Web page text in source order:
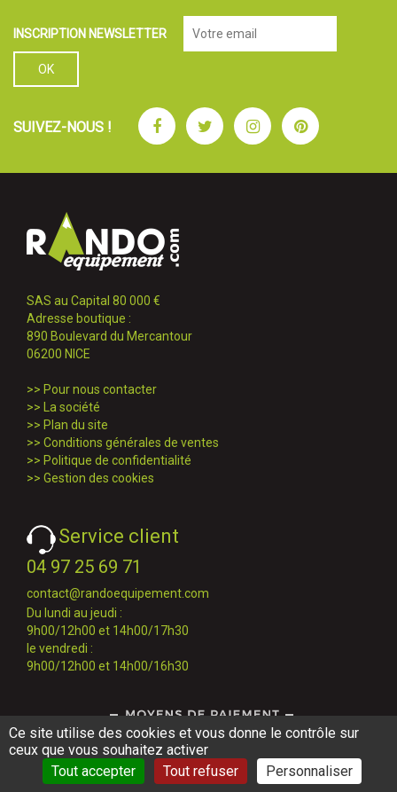
INSCRIPTION NEWSLETTER
SUIVEZ-NOUS ! FacebookTwitterInstagramPinterest
SAS au Capital 80 000 €
Adresse boutique :
890 Boulevard du Mercantour
06200 NICE
>> Pour nous contacter
>>
La société
>> Plan du site
>> Conditions générales de ventes
>> Politique de confidentialité
>> Gestion des cookies
Service client
04 97 25 69 71
contact@randoequipement.com
Du lundi au jeudi :
9h00/12h00 et 14h00/17h30
le vendredi :
9h00/12h00 et 14h00/16h30
Ce site utilise des cookies et vous donne le contrôle sur
ceux que vous souhaitez activer
Tout accepter
Tout refuser Personnaliser